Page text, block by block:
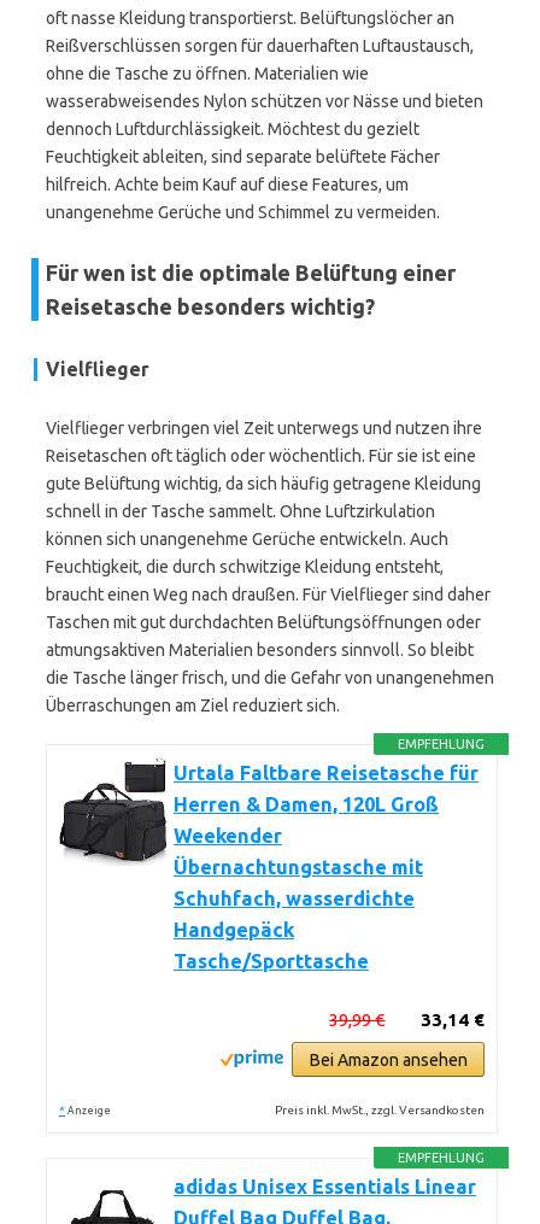
oft nasse Kleidung transportierst. Belüftungslöcher an
Reißverschlüssen sorgen für dauerhaften Luftaustausch,
ohne die Tasche zu öffnen. Materialien wie
wasserabweisendes Nylon schützen vor Nässe und bieten
dennoch Luftdurchlässigkeit. Möchtest du gezielt
Feuchtigkeit ableiten, sind separate belüftete Fächer
hilfreich. Achte beim Kauf auf diese Features, um
unangenehme Gerüche und Schimmel zu vermeiden.
Für wen ist die optimale Belüftung einer
Reisetasche besonders wichtig?
Vielflieger
Vielflieger verbringen viel Zeit unterwegs und nutzen ihre
Reisetaschen oft täglich oder wöchentlich. Für sie ist eine
gute Belüftung wichtig, da sich häufig getragene Kleidung
schnell in der Tasche sammelt. Ohne Luftzirkulation
können sich unangenehme Gerüche entwickeln. Auch
Feuchtigkeit, die durch schwitzige Kleidung entsteht,
braucht einen Weg nach draußen. Für Vielflieger sind daher
Taschen mit gut durchdachten Belüftungsöffnungen oder
atmungsaktiven Materialien besonders sinnvoll. So bleibt
die Tasche länger frisch, und die Gefahr von unangenehmen
Überraschungen am Ziel reduziert sich.
EMPFEHLUNG
Urtala Faltbare Reisetasche für
Herren & Damen, 120L Groß
Weekender
Übernachtungstasche mit
Schuhfach, wasserdichte
Handgepäck
Tasche/Sporttasche
33,14 €
39,99 €
Bei Amazon ansehen
* Anzeige Preis inkl. MwSt., zzgl. Versandkosten
EMPFEHLUNG
adidas Unisex Essentials Linear
Duffel Bag Duffel Bag,